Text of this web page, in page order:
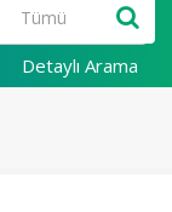
Detaylı Arama